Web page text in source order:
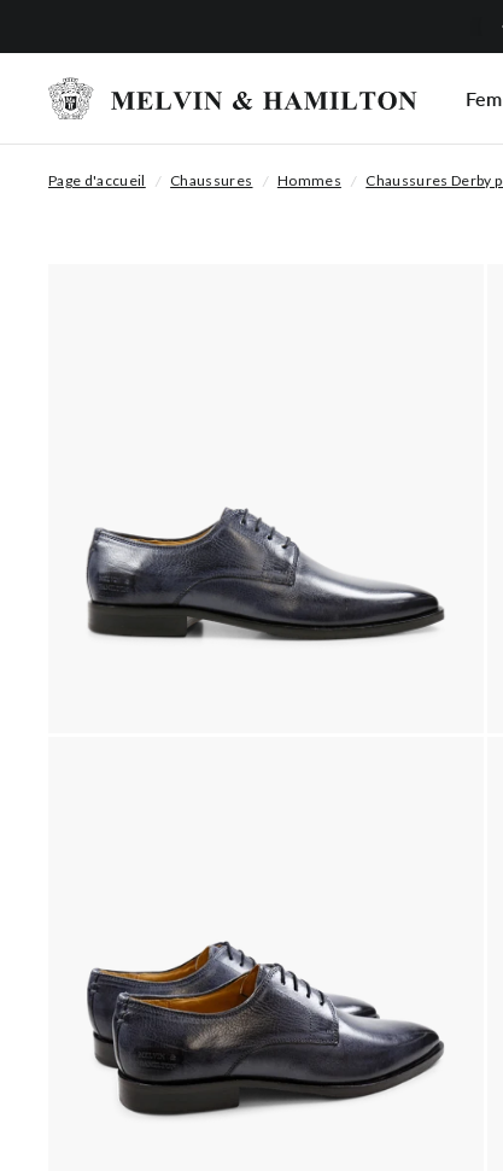
Page d'accueil / Chaussures / Hommes / Chaussures Derby